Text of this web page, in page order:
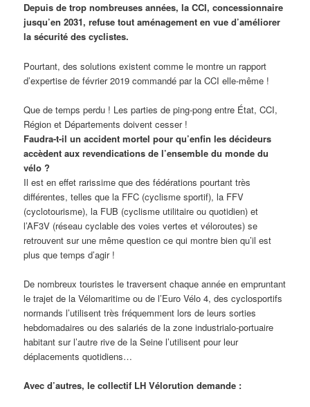
Depuis de trop nombreuses années, la CCI, concessionnaire
jusqu’en 2031, refuse tout aménagement en vue d’améliorer
la sécurité des cyclistes.
Pourtant, des solutions existent comme le montre un rapport
d’expertise de février 2019 commandé par la CCI elle-même !
Que de temps perdu ! Les parties de ping-pong entre État, CCI,
Région et Départements doivent cesser !
Faudra-t-il un accident mortel pour qu’enfin les décideurs
accèdent aux revendications de l’ensemble du monde du
vélo ?
Il est en effet rarissime que des fédérations pourtant très
différentes, telles que la FFC (cyclisme sportif), la FFV
(cyclotourisme), la FUB (cyclisme utilitaire ou quotidien) et
l’AF3V (réseau cyclable des voies vertes et véloroutes) se
retrouvent sur une même question ce qui montre bien qu’il est
plus que temps d’agir !
De nombreux touristes le traversent chaque année en empruntant
le trajet de la Vélomaritime ou de l’Euro Vélo 4, des cyclosportifs
normands l’utilisent très fréquemment lors de leurs sorties
hebdomadaires ou des salariés de la zone industrialo-portuaire
habitant sur l’autre rive de la Seine l’utilisent pour leur
déplacements quotidiens…
Avec d’autres, le collectif LH Vélorution demande :